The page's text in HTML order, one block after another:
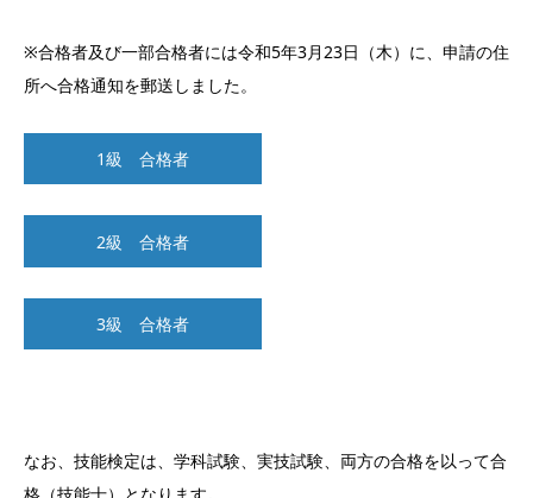
※合格者及び一部合格者には令和5年3月23日（木）に、申請の住
所へ合格通知を郵送しました。
1級 合格者
2級 合格者
3級 合格者
なお、技能検定は、学科試験、実技試験、両方の合格を以って合